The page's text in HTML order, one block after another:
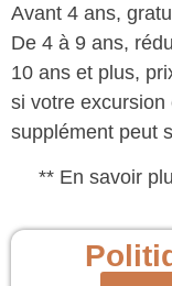
Avant 4 ans,
De 4 à 9 ans,
10 ans et plus,
si votre excursion
supplément peut
** En savoir